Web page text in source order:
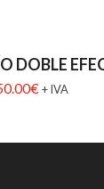
DOBLE
€ + IVA